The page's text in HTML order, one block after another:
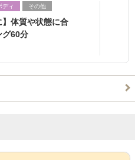
ディ その他
】体質や状態に合
グ60分